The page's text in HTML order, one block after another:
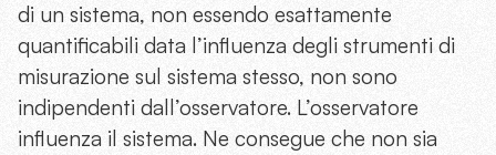
di un sistema, non essendo esattamente
quantificabili data l’influenza degli strumenti di
misurazione sul sistema stesso, non sono
indipendenti dall’osservatore. L’osservatore
influenza il sistema. Ne consegue che non sia